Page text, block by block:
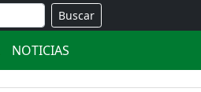
Buscar
NOTICIAS